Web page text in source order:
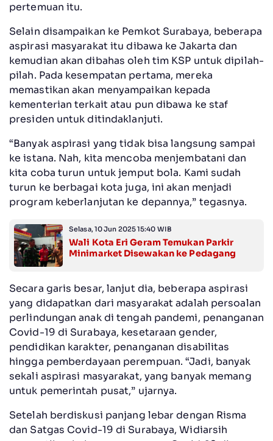
pertemuan itu.
Selain disampaikan ke Pemkot Surabaya, beberapa
aspirasi masyarakat itu dibawa ke Jakarta dan
kemudian akan dibahas oleh tim KSP untuk dipilah-
pilah. Pada kesempatan pertama, mereka
memastikan akan menyampaikan kepada
kementerian terkait atau pun dibawa ke staf
presiden untuk ditindaklanjuti.
“Banyak aspirasi yang tidak bisa langsung sampai
ke istana. Nah, kita mencoba menjembatani dan
kita coba turun untuk jemput bola. Kami sudah
turun ke berbagai kota juga, ini akan menjadi
program keberlanjutan ke depannya,” tegasnya.
Selasa, 10 Jun 2025 15:40 WIB
Wali Kota Eri Geram Temukan Parkir
Minimarket Disewakan ke Pedagang
Secara garis besar, lanjut dia, beberapa aspirasi
yang didapatkan dari masyarakat adalah persoalan
perlindungan anak di tengah pandemi, penanganan
Covid-19 di Surabaya, kesetaraan gender,
pendidikan karakter, penanganan disabilitas
hingga pemberdayaan perempuan. “Jadi, banyak
sekali aspirasi masyarakat, yang banyak memang
untuk pemerintah pusat,” ujarnya.
Setelah berdiskusi panjang lebar dengan Risma
dan Satgas Covid-19 di Surabaya, Widiarsih